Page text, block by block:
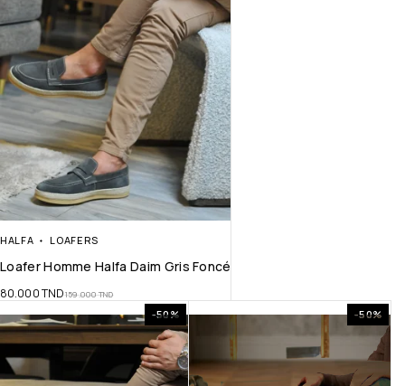
HALFA LOAFERS
Loafer Homme Halfa Daim Gris Foncé
159.000TND
80.000TND
-50% -50%